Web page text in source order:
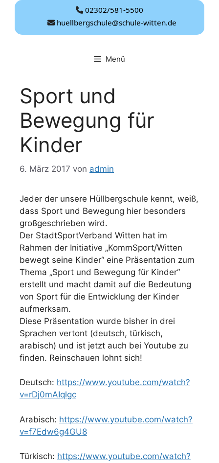
Zum
springen
02302/581-5500
huellbergschule@schule-witten.de
Menü
Sport und
Bewegung für
Kinder
6. März 2017 von admin
Jeder der unsere Hüllbergschule kennt, weiß,
dass Sport und Bewegung hier besonders
großgeschrieben wird.
Der StadtSportVerband Witten hat im
Rahmen der Initiative „KommSport/Witten
bewegt seine Kinder“ eine Präsentation zum
Thema „Sport und Bewegung für Kinder“
erstellt und macht damit auf die Bedeutung
von Sport für die Entwicklung der Kinder
aufmerksam.
Diese Präsentation wurde bisher in drei
Sprachen vertont (deutsch, türkisch,
arabisch) und ist jetzt auch bei Youtube zu
finden. Reinschauen lohnt sich!
Deutsch: https://www.youtube.com/watch?
v=rDj0mAIqlgc
Arabisch: https://www.youtube.com/watch?
v=f7Edw6g4GU8
Türkisch: https://www.youtube.com/watch?